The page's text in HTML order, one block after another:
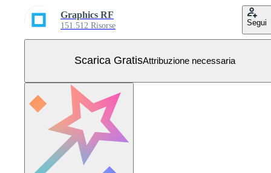
Graphics RF
151.512 Risorse Segui
Scarica GratisAttribuzione necessaria